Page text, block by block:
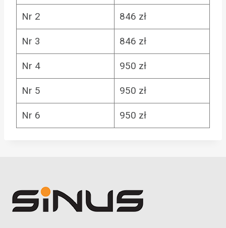
Nr 2 846 zł
Nr 3 846 zł
Nr 4 950 zł
Nr 5 950 zł
Nr 6 950 zł